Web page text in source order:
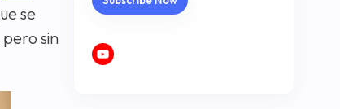
se
sin